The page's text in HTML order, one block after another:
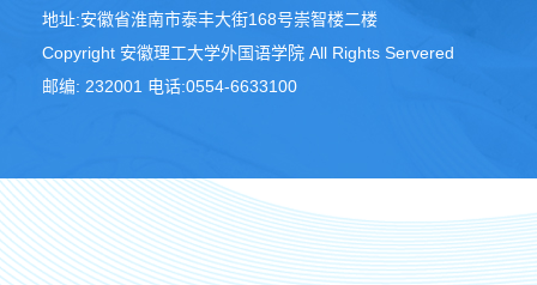
地址:安徽省淮南市泰丰大街168号崇智楼二楼
Copyright 安徽理工大学外国语学院 All Rights Servered
邮编: 232001 电话:0554-6633100